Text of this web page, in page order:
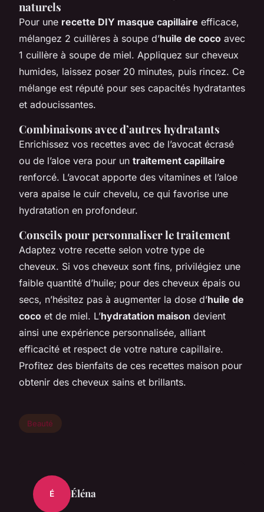
naturels
Pour une recette DIY masque capillaire efficace,
mélangez 2 cuillères à soupe d’huile de coco avec
1 cuillère à soupe de miel. Appliquez sur cheveux
humides, laissez poser 20 minutes, puis rincez. Ce
mélange est réputé pour ses capacités hydratantes
et adoucissantes.
Combinaisons avec d’autres hydratants
Enrichissez vos recettes avec de l’avocat écrasé
ou de l’aloe vera pour un traitement capillaire
renforcé. L’avocat apporte des vitamines et l’aloe
vera apaise le cuir chevelu, ce qui favorise une
hydratation en profondeur.
Conseils pour personnaliser le traitement
Adaptez votre recette selon votre type de
cheveux. Si vos cheveux sont fins, privilégiez une
faible quantité d’huile; pour des cheveux épais ou
secs, n’hésitez pas à augmenter la dose d’huile de
coco et de miel. L’hydratation maison devient
ainsi une expérience personnalisée, alliant
efficacité et respect de votre nature capillaire.
Profitez des bienfaits de ces recettes maison pour
obtenir des cheveux sains et brillants.
Beauté
É Éléna